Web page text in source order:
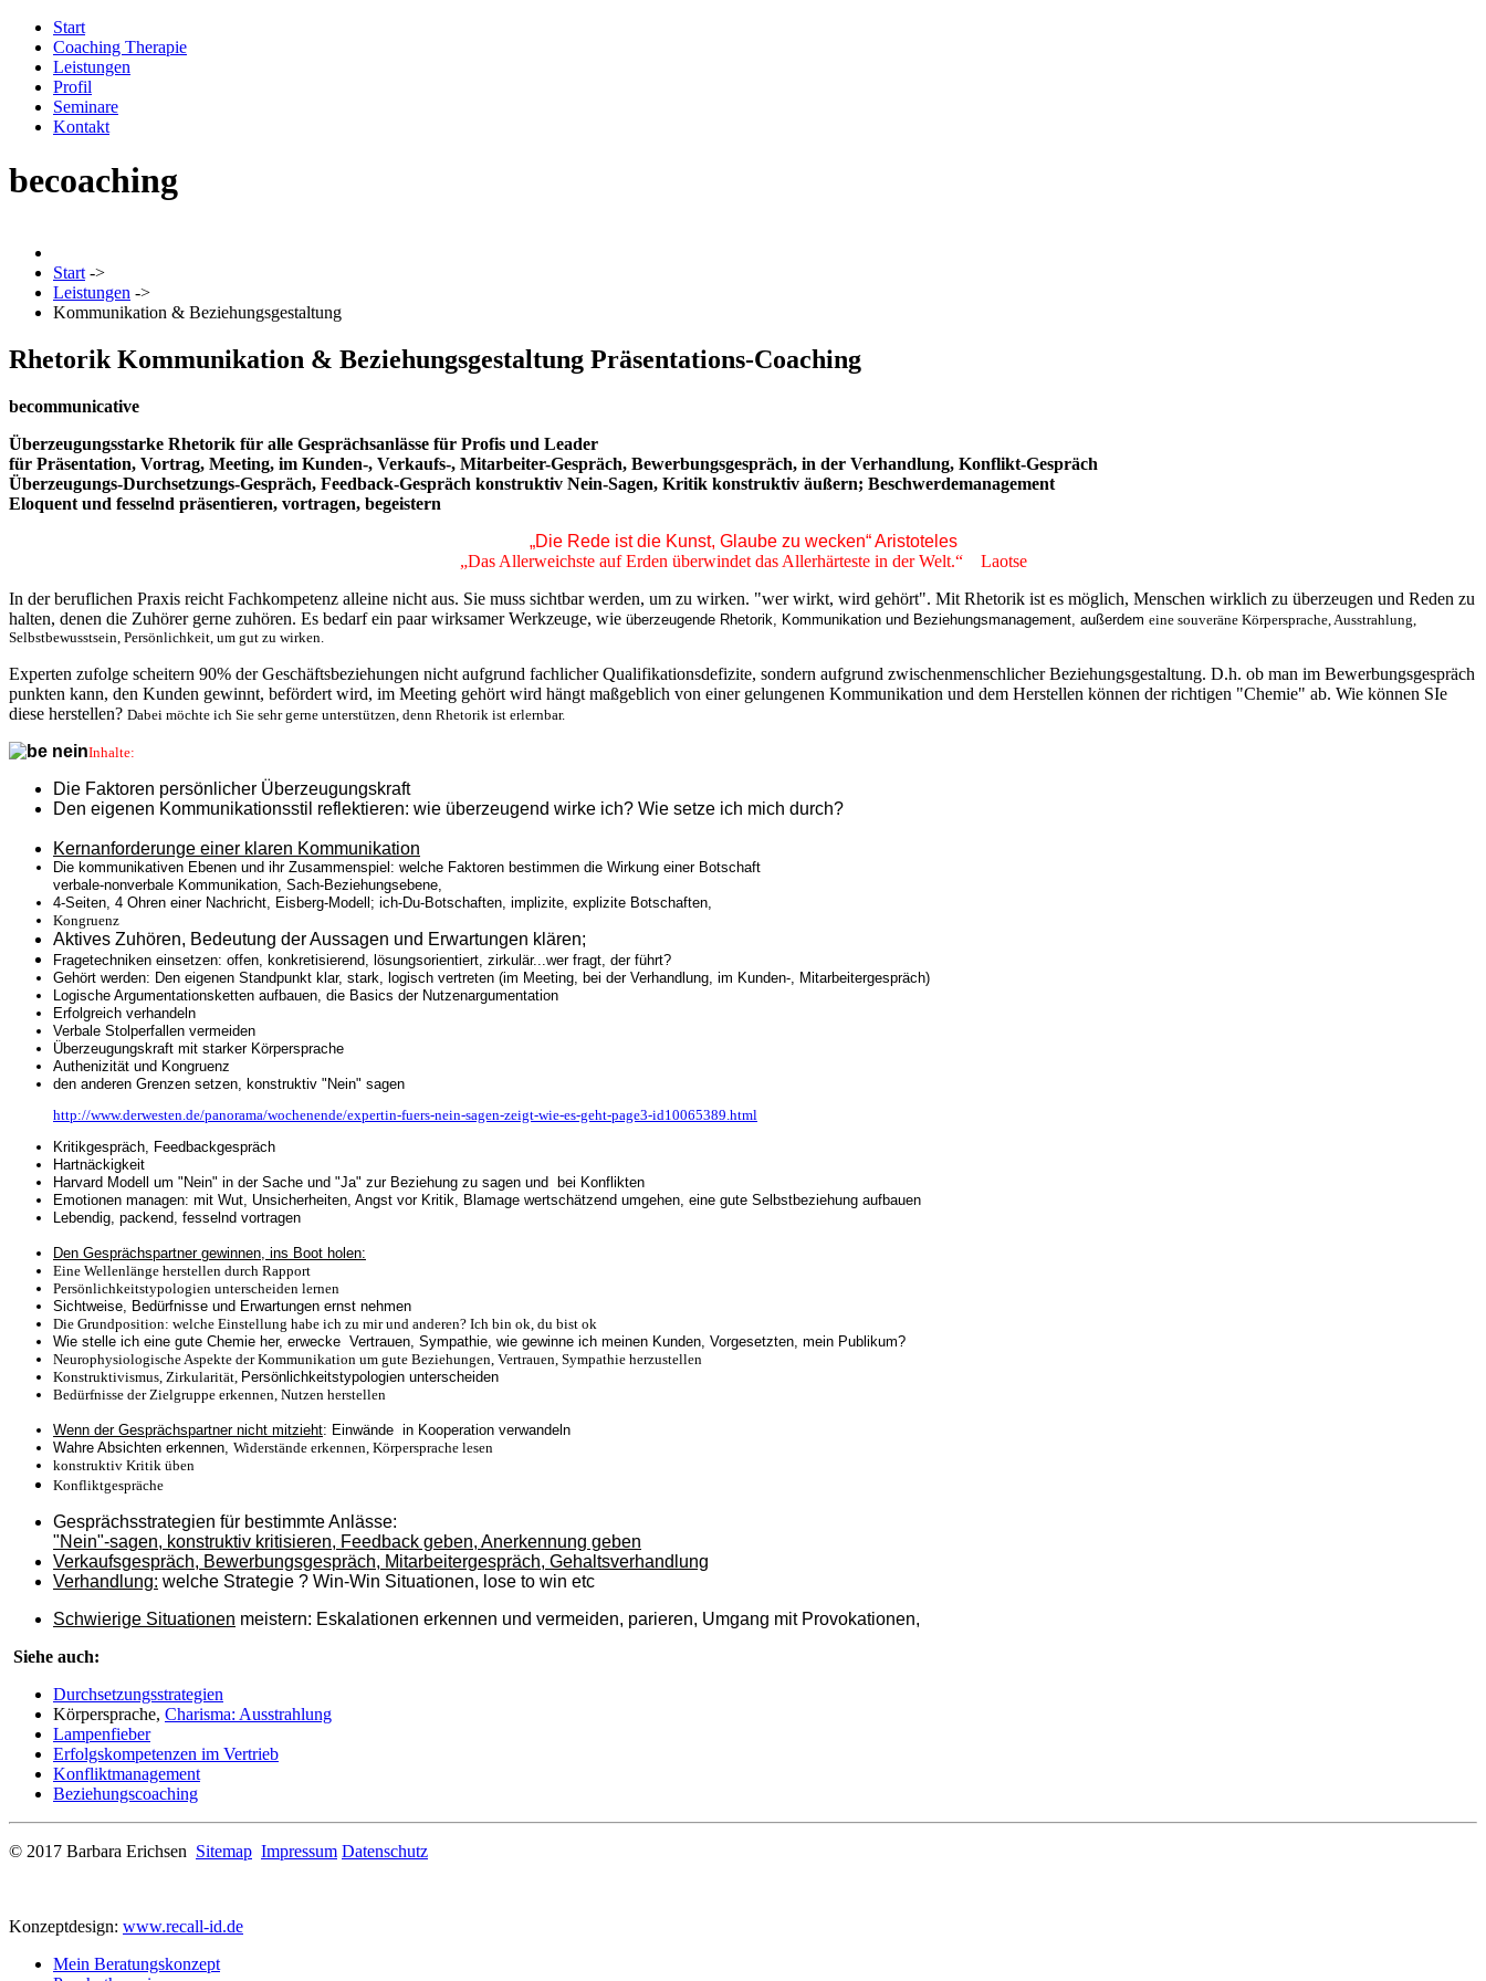
Start
Coaching Therapie
Leistungen
Profil
Seminare
Kontakt
becoaching
Start ->
Leistungen ->
Kommunikation & Beziehungsgestaltung
Rhetorik Kommunikation & Beziehungsgestaltung Präsentations-Coaching
becommunicative
Überzeugungsstarke Rhetorik für alle Gesprächsanlässe für Profis und Leader
für Präsentation, Vortrag, Meeting, im Kunden-, Verkaufs-, Mitarbeiter-Gespräch, Bewerbungsgespräch, in der Verhandlung, Konflikt-Gespräch
Überzeugungs-Durchsetzungs-Gespräch, Feedback-Gespräch konstruktiv Nein-Sagen, Kritik konstruktiv äußern; Beschwerdemanagement
Eloquent und fesselnd präsentieren, vortragen, begeistern
„Die Rede ist die Kunst, Glaube zu wecken“ Aristoteles
„Das Allerweichste auf Erden überwindet das Allerhärteste in der Welt.“
Laotse
In der beruflichen Praxis reicht Fachkompetenz alleine nicht aus. Sie muss sichtbar werden, um zu wirken. "wer wirkt, wird gehört". Mit Rhetorik ist es möglich, Menschen wirklich zu überzeugen und Reden zu
halten, denen die Zuhörer gerne zuhören. Es bedarf ein paar wirksamer Werkzeuge, wie überzeugende Rhetorik, Kommunikation und Beziehungsmanagement, außerdem eine souveräne Körpersprache, Ausstrahlung,
Selbstbewusstsein, Persönlichkeit, um gut zu wirken.
Experten zufolge scheitern 90% der Geschäftsbeziehungen nicht aufgrund fachlicher Qualifikationsdefizite, sondern aufgrund zwischenmenschlicher Beziehungsgestaltung. D.h. ob man im Bewerbungsgespräch
punkten kann, den Kunden gewinnt, befördert wird, im Meeting gehört wird hängt maßgeblich von einer gelungenen Kommunikation und dem Herstellen können der richtigen "Chemie" ab. Wie können SIe
diese herstellen? Dabei möchte ich Sie sehr gerne unterstützen, denn Rhetorik ist erlernbar.
Inhalte:
Die Faktoren persönlicher Überzeugungskraft
Den eigenen Kommunikationsstil reflektieren: wie überzeugend wirke ich? Wie setze ich mich durch?
Kernanforderunge einer klaren Kommunikation
Die kommunikativen Ebenen und ihr Zusammenspiel: welche Faktoren bestimmen die Wirkung einer Botschaft
verbale-nonverbale Kommunikation, Sach-Beziehungsebene,
4-Seiten, 4 Ohren einer Nachricht , Eisberg-Modell; ich-Du-Botschaften, implizite, explizite Botschaften,
Kongruenz
Aktives Zuhören, Bedeutung der Aussagen und Erwartungen klären;
Fragetechniken einsetzen: offen, konkretisierend, lösungsorientiert, zirkulär... wer fragt, der führt?
Gehört werden: Den eigenen Standpunkt klar, stark, logisch vertreten (im Meeting, bei der Verhandlung, im Kunden-, Mitarbeitergespräch)
Logische Argumentationsketten aufbauen, die Basics der Nutzenargumentation
Erfolgreich verhandeln
Verbale Stolperfallen vermeiden
Überzeugungskraft mit starker Körpersprache
Authenizität und Kongruenz
den anderen Grenzen setzen, konstruktiv "Nein" sagen
http://www.derwesten.de/panorama/wochenende/expertin-fuers-nein-sagen-zeigt-wie-es-geht-page3-id10065389.html
Kritikgespräch, Feedbackgespräch
Hartnäckigkeit
Harvard Modell um "Nein" in der Sache und "Ja" zur Beziehung zu sagen und bei Konflikten
Emotionen managen: mit Wut, Unsicherheiten, Angst vor Kritik, Blamage wertschätzend umgehen, eine gute Selbstbeziehung aufbauen
Lebendig, packend, fesselnd vortragen
Den Gesprächspartner gewinnen, ins Boot holen:
Eine Wellenlänge herstellen durch Rapport
Persönlichkeitstypologien unterscheiden lernen
Sichtweise, Bedürfnisse und Erwartungen ernst nehmen
Die Grundposition: welche Einstellung habe ich zu mir und anderen? Ich bin ok, du bist ok
Wie stelle ich eine gute Chemie her, erwecke Vertrauen, Sympathie, wie gewinne ich meinen Kunden, Vorgesetzten, mein Publikum?
Neurophysiologische Aspekte der Kommunikation um gute Beziehungen, Vertrauen, Sympathie herzustellen
Konstruktivismus, Zirkularität, Persönlichkeitstypologien unterscheiden
Bedürfnisse der Zielgruppe erkennen, Nutzen herstellen
Wenn der Gesprächspartner nicht mitzieht: Einwände in Kooperation verwandeln
Wahre Absichten erkennen, Widerstände erkennen, Körpersprache lesen
konstruktiv Kritik üben
Konfliktgespräche
Gesprächsstrategien für bestimmte Anlässe:
"Nein"-sagen, konstruktiv kritisieren, Feedback geben, Anerkennung geben
Verkaufsgespräch, Bewerbungsgespräch, Mitarbeitergespräch, Gehaltsverhandlung
Verhandlung: welche Strategie ? Win-Win Situationen, lose to win etc
Schwierige Situationen meistern: Eskalationen erkennen und vermeiden, parieren, Umgang mit Provokationen,
Siehe auch:
Durchsetzungsstrategien
Körpersprache, Charisma: Ausstrahlung
Lampenfieber
Erfolgskompetenzen im Vertrieb
Konfliktmanagement
Beziehungscoaching
© 2017 Barbara Erichsen Sitemap Impressum Datenschutz
Konzeptdesign: www.recall-id.de
Mein Beratungskonzept